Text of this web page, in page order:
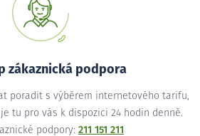
zákaznická podpora
poradit s výběrem internetového tarifu,
tu pro vás k dispozici 24 hodin denně.
podpory: 211 151 211